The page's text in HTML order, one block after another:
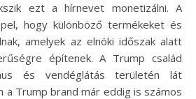
ezt a hírnevet monetizálni. A
hogy különböző termékeket és
amelyek az elnöki időszak alatt
építenek. A Trump család
és vendéglátás területén lát
a Trump brand már eddig is számos